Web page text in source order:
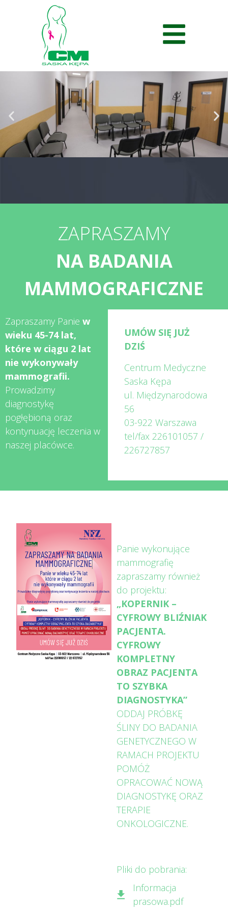
ZAPRASZAMY
NA BADANIA
MAMMOGRAFICZNE
Zapraszamy Panie w
wieku 45-74 lat,
które w ciągu 2 lat
nie wykonywały
mammografii.
Prowadzimy
diagnostykę
pogłębioną oraz
kontynuację leczenia w
naszej placówce.
UMÓW SIĘ JUŻ
DZIŚ
Centrum Medyczne
Saska Kępa
ul. Międzynarodowa
56
03-922 Warszawa
tel/fax 226101057 /
226727857
Panie wykonujące
mammografię
zapraszamy również
do projektu:
„KOPERNIK –
CYFROWY BLIŹNIAK
PACJENTA.
CYFROWY
KOMPLETNY
OBRAZ PACJENTA
TO SZYBKA
DIAGNOSTYKA”
ODDAJ PRÓBKĘ
ŚLINY DO BADANIA
GENETYCZNEGO W
RAMACH PROJEKTU
POMÓŻ
OPRACOWAĆ NOWĄ
DIAGNOSTYKĘ ORAZ
TERAPIE
ONKOLOGICZNE.
Pliki do pobrania:
Informacja
prasowa.pdf